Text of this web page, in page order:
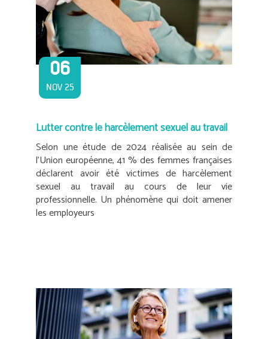
06
NOV 25
Lutter contre le harcèlement sexuel au travail
Selon une étude de 2024 réalisée au sein de
l’Union européenne, 41 % des femmes françaises
déclarent avoir été victimes de harcèlement
sexuel au travail au cours de leur vie
professionnelle. Un phénomène qui doit amener
les employeurs